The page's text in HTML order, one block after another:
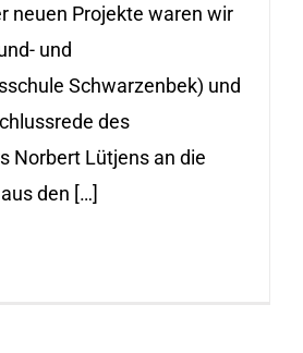
neuen Projekte waren wir
und
Schwarzenbek) und
des
Norbert Lütjens an die
den […]